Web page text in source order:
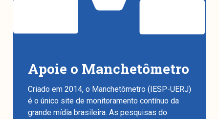
Apoie o Manchetômetro
Criado em 2014, o Manchetômetro (IESP-UERJ)
é o único site de monitoramento contínuo da
grande mídia brasileira. As pesquisas do